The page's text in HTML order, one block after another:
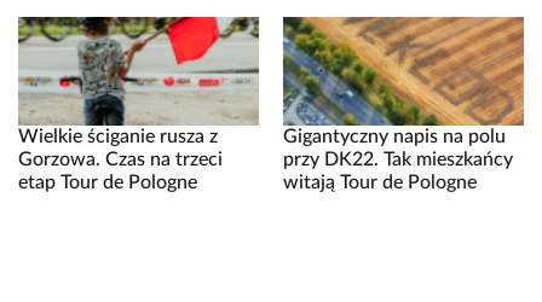
Wielkie ściganie rusza z
Gorzowa. Czas na trzeci
etap Tour de Pologne
Gigantyczny napis na polu
przy DK22. Tak mieszkańcy
witają Tour de Pologne